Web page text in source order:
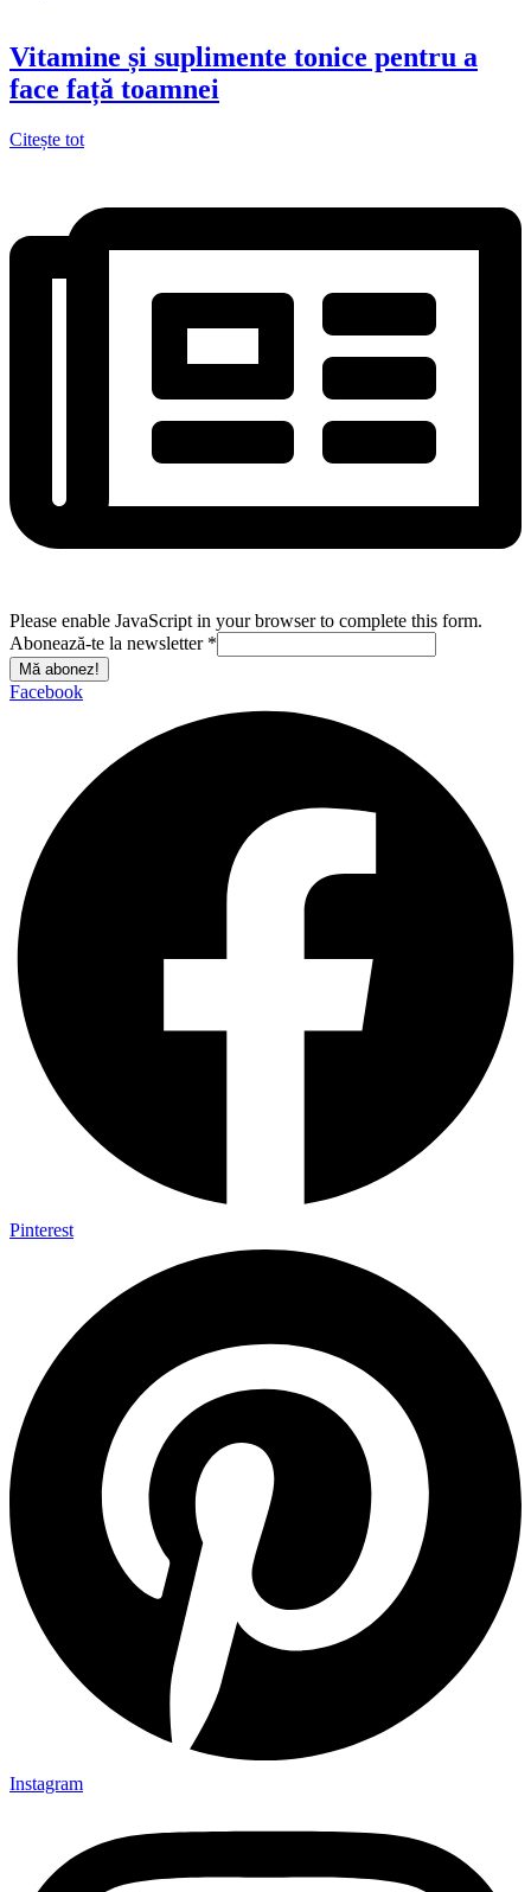
Vitamine și suplimente tonice pentru a
face față toamnei
Citește tot
Please enable JavaScript in your browser to complete this form.
Abonează-te la newsletter *
Mă abonez!
Facebook
Pinterest
Instagram